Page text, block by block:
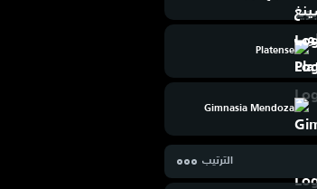
Platense
Gimnasia Mendoza
الترتيب